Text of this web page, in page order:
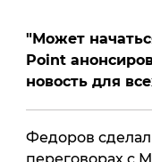
"Может
Point
новость для
Федоров